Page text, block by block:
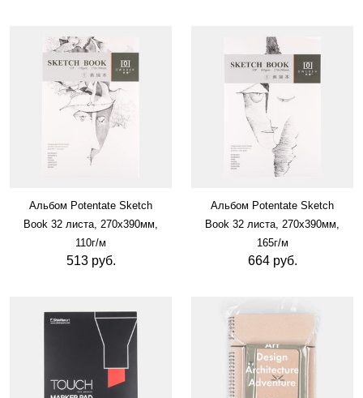
Альбом Potentate Sketch
Book 32 листа, 270х390мм,
110г/м
513 руб.
Альбом Potentate Sketch
Book 32 листа, 270х390мм,
165г/м
664 руб.